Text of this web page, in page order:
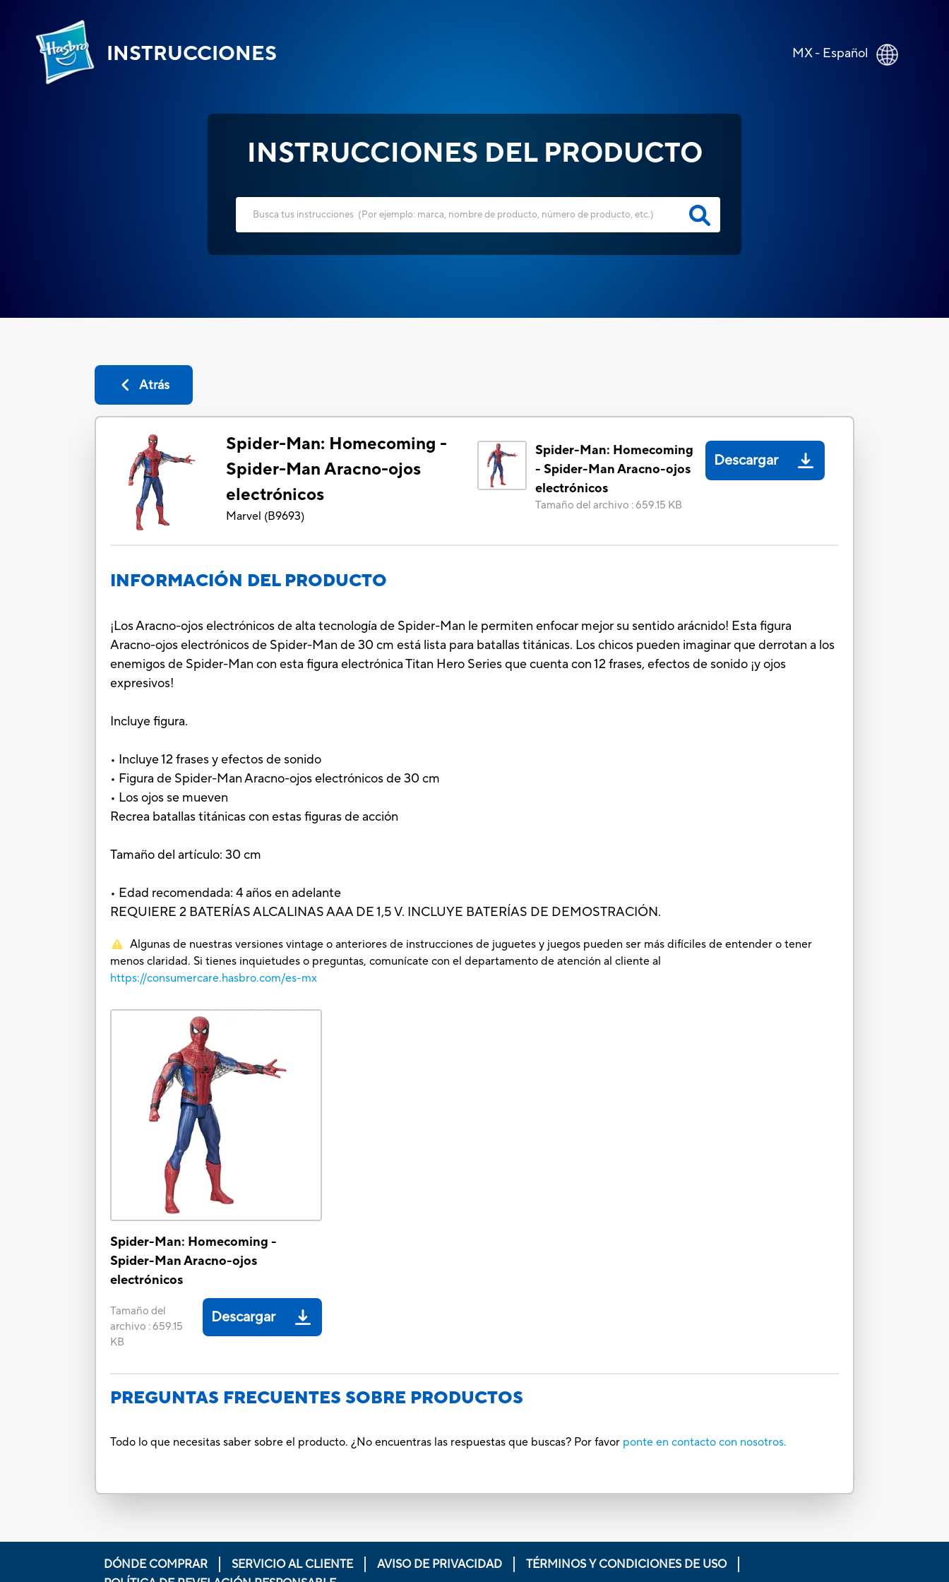
INSTRUCCIONES MX - Español
INSTRUCCIONES DEL PRODUCTO
Atrás
Spider-Man: Homecoming -
Spider-Man Aracno-ojos
electrónicos
Marvel (B9693)
Spider-Man: Homecoming
- Spider-Man Aracno-ojos
electrónicos
Tamaño del archivo :659.15 KB
Descargar
INFORMACIÓN DEL PRODUCTO
¡Los Aracno-ojos electrónicos de alta tecnología de Spider-Man le permiten enfocar mejor su sentido arácnido! Esta figura
Aracno-ojos electrónicos de Spider-Man de 30 cm está lista para batallas titánicas. Los chicos pueden imaginar que derrotan a los
enemigos de Spider-Man con esta figura electrónica Titan Hero Series que cuenta con 12 frases, efectos de sonido ¡y ojos
expresivos!
Incluye figura.
• Incluye 12 frases y efectos de sonido
• Figura de Spider-Man Aracno-ojos electrónicos de 30 cm
• Los ojos se mueven
Recrea batallas titánicas con estas figuras de acción
Tamaño del artículo: 30 cm
• Edad recomendada: 4 años en adelante
REQUIERE 2 BATERÍAS ALCALINAS AAA DE 1,5 V. INCLUYE BATERÍAS DE DEMOSTRACIÓN.
Algunas de nuestras versiones vintage o anteriores de instrucciones de juguetes y juegos pueden ser más difíciles de entender o tener
menos claridad. Si tienes inquietudes o preguntas, comunícate con el departamento de atención al cliente al
https://consumercare.hasbro.com/es-mx
Spider-Man: Homecoming -
Spider-Man Aracno-ojos
electrónicos
Tamaño del
archivo :659.15
KB
Descargar
PREGUNTAS FRECUENTES SOBRE PRODUCTOS
Todo lo que necesitas saber sobre el producto. ¿No encuentras las respuestas que buscas? Por favor ponte en contacto con nosotros.
DÓNDE COMPRAR SERVICIO AL CLIENTE AVISO DE PRIVACIDAD
TÉRMINOS Y CONDICIONES DE USO